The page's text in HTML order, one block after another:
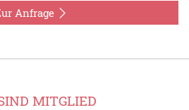
Anfrage
MITGLIED